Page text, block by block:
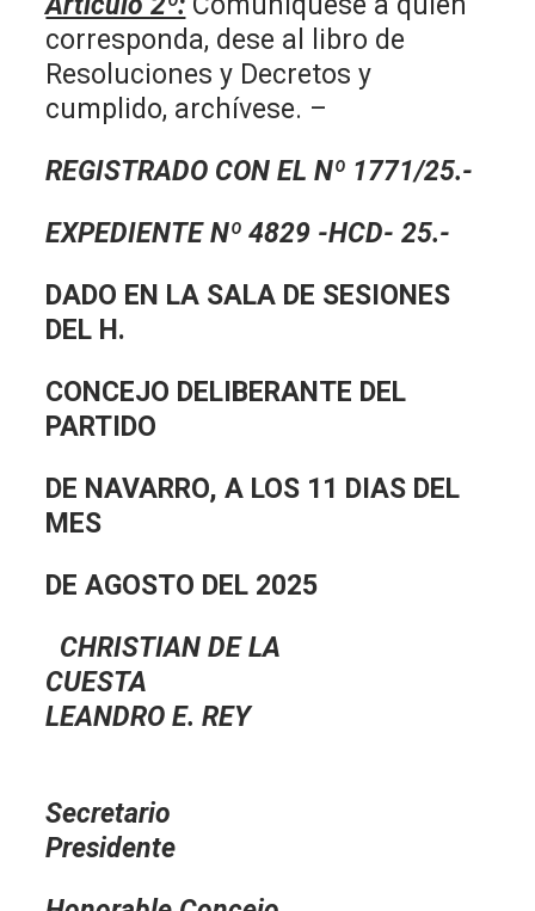
corresponda, dese al libro de
Resoluciones y Decretos y
cumplido, archívese. –
REGISTRADO CON EL Nº 1771/25.-
EXPEDIENTE Nº 4829 -HCD- 25.-
DADO EN LA SALA DE SESIONES
DEL H.
CONCEJO DELIBERANTE DEL
PARTIDO
DE NAVARRO, A LOS 11 DIAS DEL
MES
DE AGOSTO DEL 2025
CHRISTIAN DE LA
CUESTA
LEANDRO E. REY
Presidente